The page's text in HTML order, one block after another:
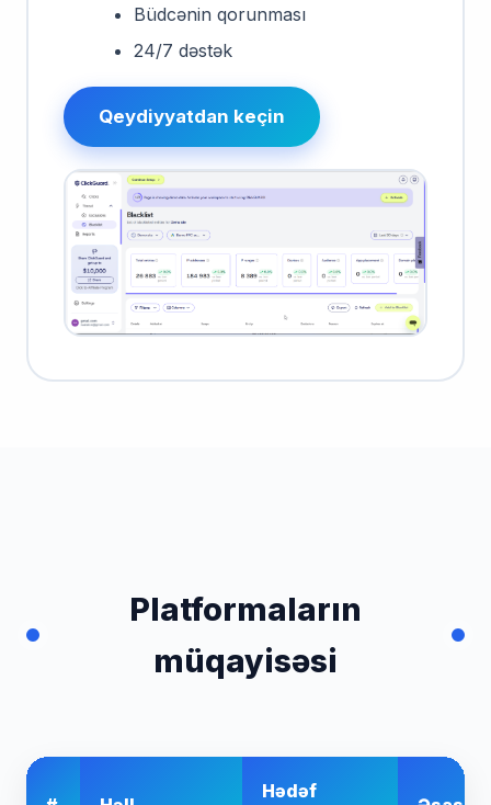
Büdcənin qorunması
24/7 dəstək
Qeydiyyatdan keçin
Platformaların
müqayisəsi
Hədəf